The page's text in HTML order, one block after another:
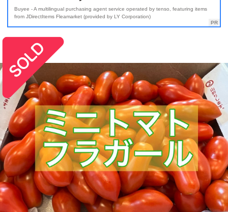
Buyee - A multilingual purchasing agent service operated by tenso, featuring items
from JDirectItems Fleamarket (provided by LY Corporation)